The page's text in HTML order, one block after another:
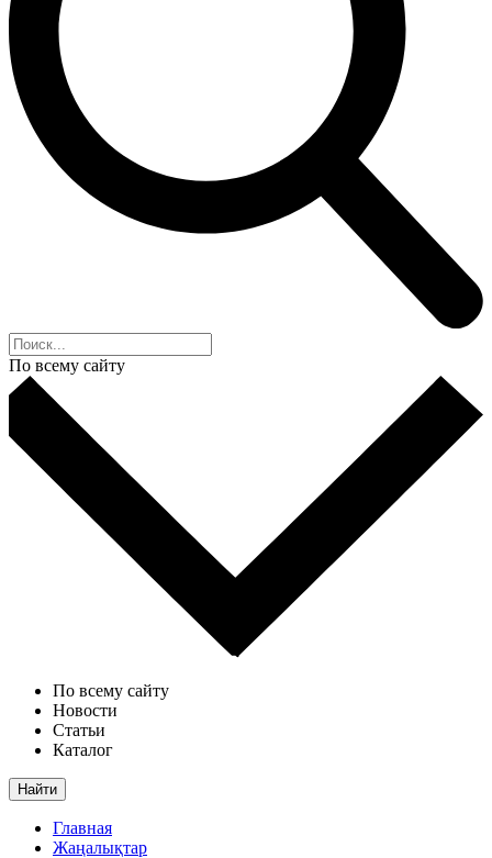
По всему сайту
По всему сайту
Новости
Статьи
Каталог
Найти
Главная
Жаңалықтар